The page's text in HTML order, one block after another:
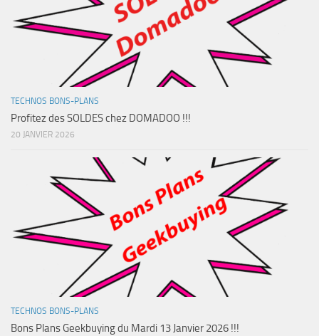
TECHNOS BONS-PLANS
Profitez des SOLDES chez DOMADOO !!!
20 JANVIER 2026
TECHNOS BONS-PLANS
Bons Plans Geekbuying du Mardi 13 Janvier 2026 !!!